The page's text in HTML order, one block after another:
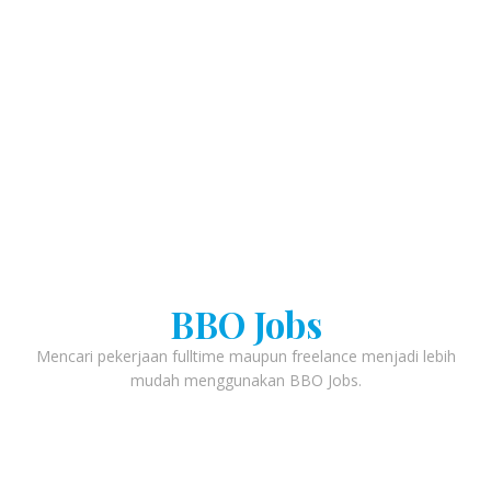
BBO Jobs
Mencari pekerjaan fulltime maupun freelance menjadi lebih
mudah menggunakan BBO Jobs.